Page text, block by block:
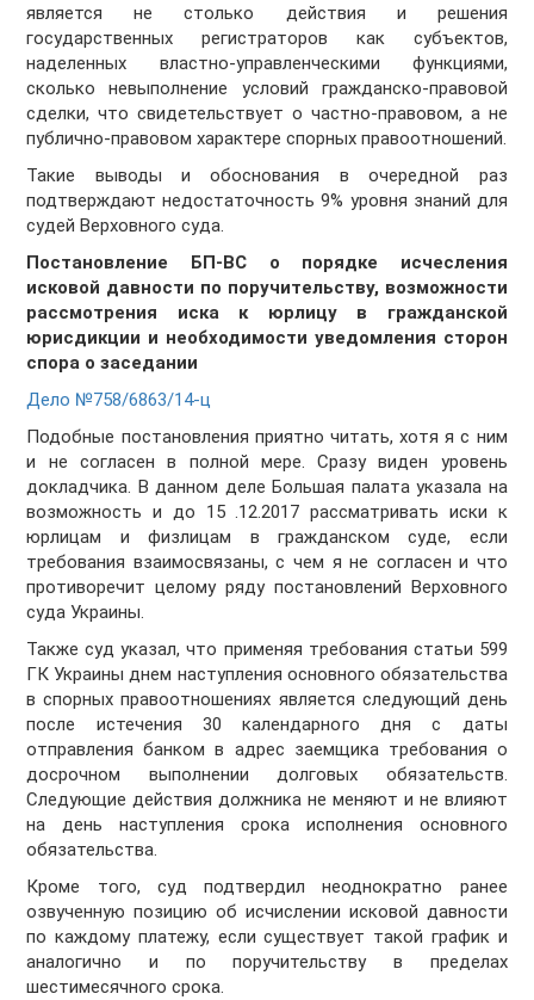
является не столько действия и решения
государственных регистраторов как субъектов,
наделенных властно-управленческими функциями,
сколько невыполнение условий гражданско-правовой
сделки, что свидетельствует о частно-правовом, а не
публично-правовом характере спорных правоотношений.
Такие выводы и обоснования в очередной раз
подтверждают недостаточность 9% уровня знаний для
судей Верховного суда.
Постановление БП-ВС о порядке исчесления
исковой давности по поручительству, возможности
рассмотрения иска к юрлицу в гражданской
юрисдикции и необходимости уведомления сторон
спора о заседании
Дело №758/6863/14-ц
Подобные постановления приятно читать, хотя я с ним
и не согласен в полной мере. Сразу виден уровень
докладчика. В данном деле Большая палата указала на
возможность и до 15 .12.2017 рассматривать иски к
юрлицам и физлицам в гражданском суде, если
требования взаимосвязаны, с чем я не согласен и что
противоречит целому ряду постановлений Верховного
суда Украины.
Также суд указал, что применяя требования статьи 599
ГК Украины днем наступления основного обязательства
в спорных правоотношениях является следующий день
после истечения 30 календарного дня с даты
отправления банком в адрес заемщика требования о
досрочном выполнении долговых обязательств.
Следующие действия должника не меняют и не влияют
на день наступления срока исполнения основного
обязательства.
Кроме того, суд подтвердил неоднократно ранее
озвученную позицию об исчислении исковой давности
по каждому платежу, если существует такой график и
аналогично и по поручительству в пределах
шестимесячного срока.